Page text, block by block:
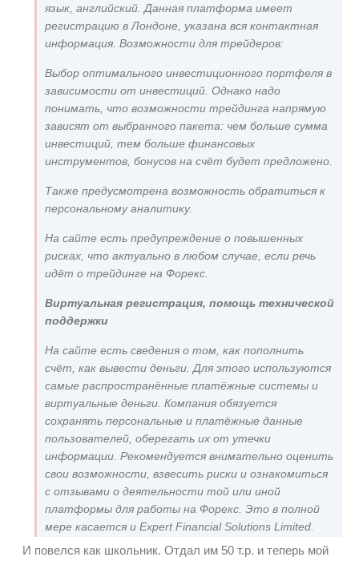
язык, английский. Данная платформа имеет
регистрацию в Лондоне, указана вся контактная
информация. Возможности для трейдеров:
Выбор оптимального инвестиционного портфеля в
зависимости от инвестиций. Однако надо
понимать, что возможности трейдинга напрямую
зависят от выбранного пакета: чем больше сумма
инвестиций, тем больше финансовых
инструментов, бонусов на счёт будет предложено.
Также предусмотрена возможность обратиться к
персональному аналитику.
На сайте есть предупреждение о повышенных
рисках, что актуально в любом случае, если речь
идёт о трейдинге на Форекс.
Виртуальная регистрация, помощь технической
поддержки
На сайте есть сведения о том, как пополнить
счёт, как вывести деньги. Для этого используются
самые распространённые платёжные системы и
виртуальные деньги. Компания обязуется
сохранять персональные и платёжные данные
пользователей, оберегать их от утечки
информации. Рекомендуется внимательно оценить
свои возможности, взвесить риски и ознакомиться
с отзывами о деятельности той или иной
платформы для работы на Форекс. Это в полной
мере касается и Expert Financial Solutions Limited.
И повелся как школьник. Отдал им 50 т.р. и теперь мой